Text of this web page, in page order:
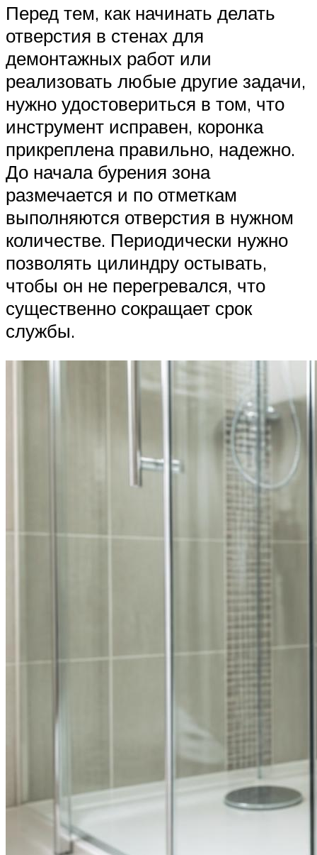
Перед тем, как начинать делать
отверстия в стенах для
демонтажных работ или
реализовать любые другие задачи,
нужно удостовериться в том, что
инструмент исправен, коронка
прикреплена правильно, надежно.
До начала бурения зона
размечается и по отметкам
выполняются отверстия в нужном
количестве. Периодически нужно
позволять цилиндру остывать,
чтобы он не перегревался, что
существенно сокращает срок
службы.